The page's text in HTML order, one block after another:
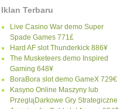
Iklan Terbaru
Live Casino War demo Super
Spade Games 771£
Hard AF slot Thunderkick 886¥
The Musketeers demo Inspired
Gaming 648¥
BoraBora slot demo GameX 729€
Kasyno Online Maszyny lub
PrzegląDarkowe Gry Strategiczne